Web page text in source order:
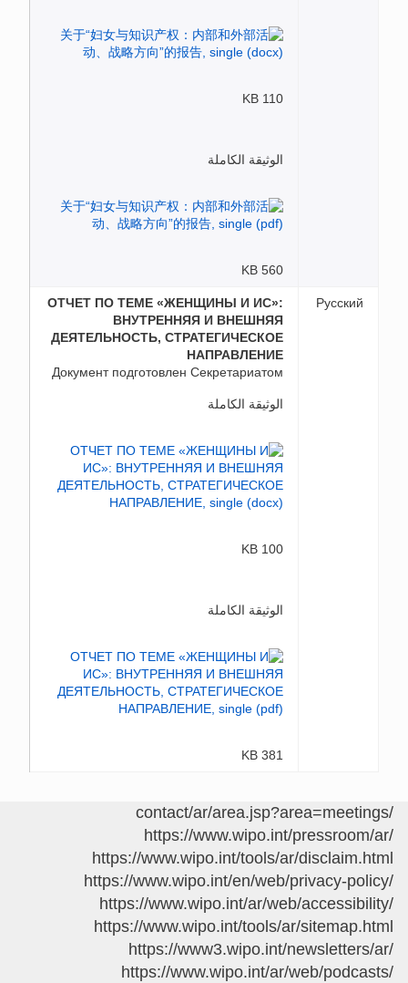
110 KB
الوثيقة الكاملة
560 KB
Русский
ОТЧЕТ ПО ТЕМЕ «ЖЕНЩИНЫ И ИС»:
ВНУТРЕННЯЯ И ВНЕШНЯЯ
ДЕЯТЕЛЬНОСТЬ, СТРАТЕГИЧЕСКОЕ
НАПРАВЛЕНИЕ
Документ подготовлен Секретариатом
الوثيقة الكاملة
100 KB
الوثيقة الكاملة
381 KB
/contact/ar/area.jsp?area=meetings
https://www.wipo.int/pressroom/ar/
https://www.wipo.int/tools/ar/disclaim.html
https://www.wipo.int/en/web/privacy-policy/
https://www.wipo.int/ar/web/accessibility/
https://www.wipo.int/tools/ar/sitemap.html
https://www3.wipo.int/newsletters/ar/
https://www.wipo.int/ar/web/podcasts/